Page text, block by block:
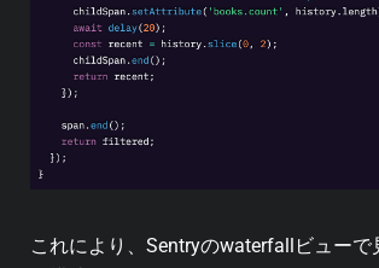
これにより、Sentryのwaterfallビューで